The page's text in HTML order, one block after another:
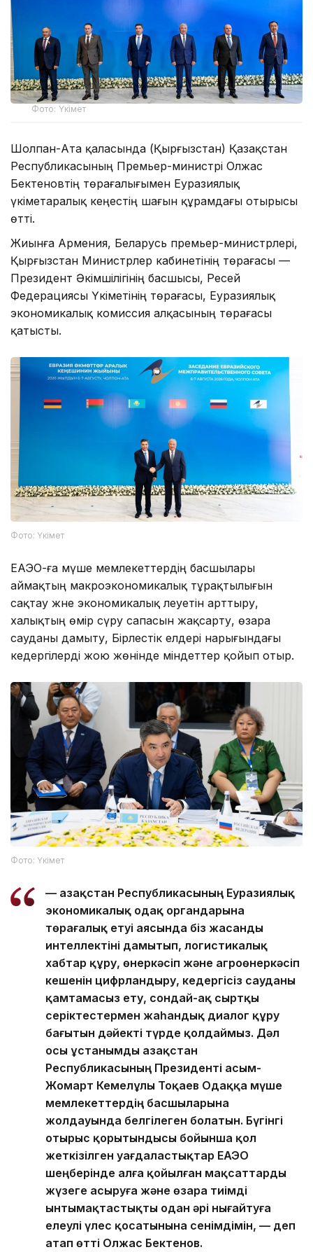
Фото: Үкімет
Шолпан-Ата қаласында (Қырғызстан) Қазақстан
Республикасының Премьер-министрі Олжас
Бектеновтің төрағалығымен Еуразиялық
үкіметаралық кеңестің шағын құрамдағы отырысы
өтті.
Жиынға Армения, Беларусь премьер-министрлері,
Қырғызстан Министрлер кабинетінің төрағасы —
Президент Әкімшілігінің басшысы, Ресей
Федерациясы Үкіметінің төрағасы, Еуразиялық
экономикалық комиссия алқасының төрағасы
қатысты.
Фото: Үкімет
ЕАЭО-ға мүше мемлекеттердің басшылары
аймақтың макроэкономикалық тұрақтылығын
сақтау және экономикалық әлеуетін арттыру,
халықтың өмір сүру сапасын жақсарту, өзара
сауданы дамыту, Бірлестік елдері нарығындағы
кедергілерді жою жөнінде міндеттер қойып отыр.
Фото: Үкімет
— Қазақстан Республикасының Еуразиялық
экономикалық одақ органдарына
төрағалық етуі аясында біз жасанды
интеллектіні дамытып, логистикалық
хабтар құру, өнеркәсіп және агроөнеркәсіп
кешенін цифрландыру, кедергісіз сауданы
қамтамасыз ету, сондай-ақ сыртқы
серіктестермен жаһандық диалог құру
бағытын дәйекті түрде қолдаймыз. Дәл
осы ұстанымды Қазақстан
Республикасының Президенті Қасым-
Жомарт Кемелұлы Тоқаев Одаққа мүше
мемлекеттердің басшыларына
жолдауында белгілеген болатын. Бүгінгі
отырыс қорытындысы бойынша қол
жеткізілген уағдаластықтар ЕАЭО
шеңберінде алға қойылған мақсаттарды
жүзеге асыруға және өзара тиімді
ынтымақтастықты одан әрі нығайтуға
елеулі үлес қосатынына сенімдімін, — деп
атап өтті Олжас Бектенов.